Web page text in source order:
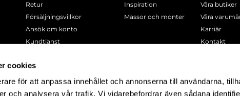
cookies
för att anpassa innehållet och annonserna till användarna,
och analysera vår trafik. Vi vidarebefordrar även sådana
Retur
Försäljningsvillkor
Ansök om konto
Kundtjänst
Inspiration
Mässor och monter
Våra butiker
Våra
Karriär
Kontakt